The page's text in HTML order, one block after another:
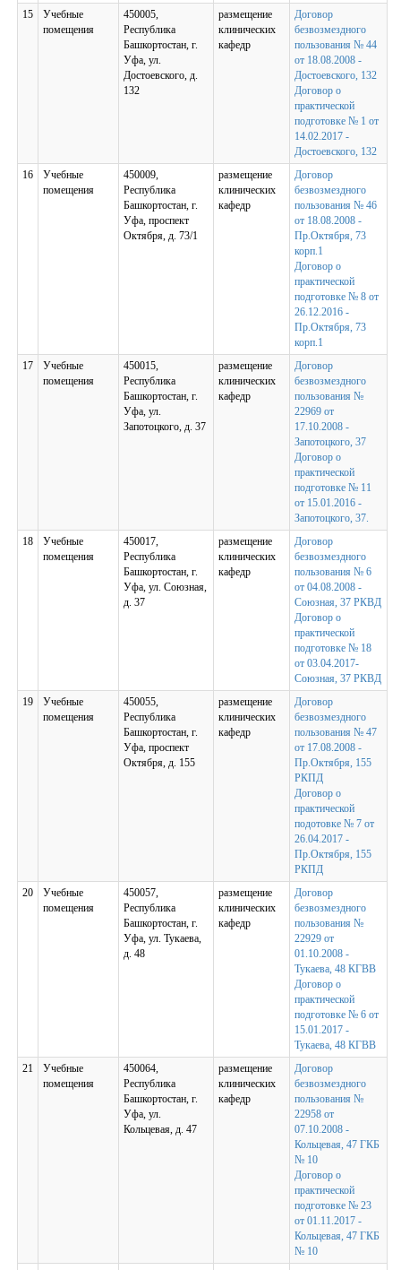
15
Учебные
помещения
450005,
Республика
Башкортостан, г.
Уфа, ул.
Достоевского, д.
132
размещение
клинических
кафедр
Договор
безвозмездного
пользования № 44
от 18.08.2008 -
Достоевского, 132
Договор о
практической
подготовке № 1 от
14.02.2017 -
Достоевского, 132
16
Учебные
помещения
450009,
Республика
Башкортостан, г.
Уфа, проспект
Октября, д. 73/1
размещение
клинических
кафедр
Договор
безвозмездного
пользования № 46
от 18.08.2008 -
Пр.Октября, 73
корп.1
Договор о
практической
подготовке № 8 от
26.12.2016 -
Пр.Октября, 73
корп.1
17
Учебные
помещения
450015,
Республика
Башкортостан, г.
Уфа, ул.
Запотоцкого, д. 37
размещение
клинических
кафедр
Договор
безвозмездного
пользования №
22969 от
17.10.2008 -
Запотоцкого, 37
Договор о
практической
подготовке № 11
от 15.01.2016 -
Запотоцкого, 37.
18
Учебные
помещения
450017,
Республика
Башкортостан, г.
Уфа, ул. Союзная,
д. 37
размещение
клинических
кафедр
Договор
безвозмездного
пользования № 6
от 04.08.2008 -
Союзная, 37 РКВД
Договор о
практической
подготовке № 18
от 03.04.2017-
Союзная, 37 РКВД
19
Учебные
помещения
450055,
Республика
Башкортостан, г.
Уфа, проспект
Октября, д. 155
размещение
клинических
кафедр
Договор
безвозмездного
пользования № 47
от 17.08.2008 -
Пр.Октября, 155
РКПД
Договор о
практической
подотовке № 7 от
26.04.2017 -
Пр.Октября, 155
РКПД
20
Учебные
помещения
450057,
Республика
Башкортостан, г.
Уфа, ул. Тукаева,
д. 48
размещение
клинических
кафедр
Договор
безвозмездного
пользования №
22929 от
01.10.2008 -
Тукаева, 48 КГВВ
Договор о
практической
подготовке № 6 от
15.01.2017 -
Тукаева, 48 КГВВ
21
Учебные
помещения
450064,
Республика
Башкортостан, г.
Уфа, ул.
Кольцевая, д. 47
размещение
клинических
кафедр
Договор
безвозмездного
пользования №
22958 от
07.10.2008 -
Кольцевая, 47 ГКБ
№ 10
Договор о
практической
подготовке № 23
от 01.11.2017 -
Кольцевая, 47 ГКБ
№ 10